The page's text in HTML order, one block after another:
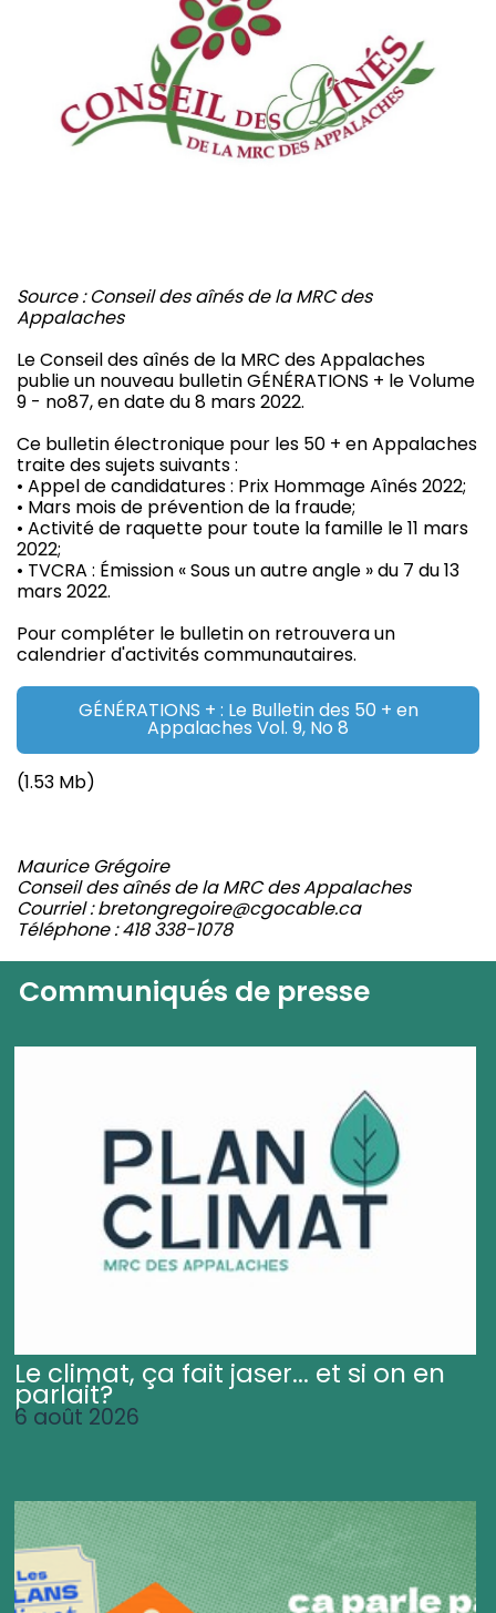
Source : Conseil des aînés de la MRC des
Appalaches
Le Conseil des aînés de la MRC des Appalaches
publie un nouveau bulletin GÉNÉRATIONS + le Volume
9 - no87, en date du 8 mars 2022.
Ce bulletin électronique pour les 50 + en Appalaches
traite des sujets suivants :
• Appel de candidatures : Prix Hommage Aînés 2022;
• Mars mois de prévention de la fraude;
• Activité de raquette pour toute la famille le 11 mars
2022;
• TVCRA : Émission « Sous un autre angle » du 7 du 13
mars 2022.
Pour compléter le bulletin on retrouvera un
calendrier d'activités communautaires.
GÉNÉRATIONS + : Le Bulletin des 50 + en
Appalaches Vol. 9, No 8
(1.53 Mb)
Maurice Grégoire
Conseil des aînés de la MRC des Appalaches
Courriel : bretongregoire@cgocable.ca
Téléphone : 418 338-1078
Communiqués de presse
Le climat, ça fait jaser... et si on en
parlait?
6 août 2026